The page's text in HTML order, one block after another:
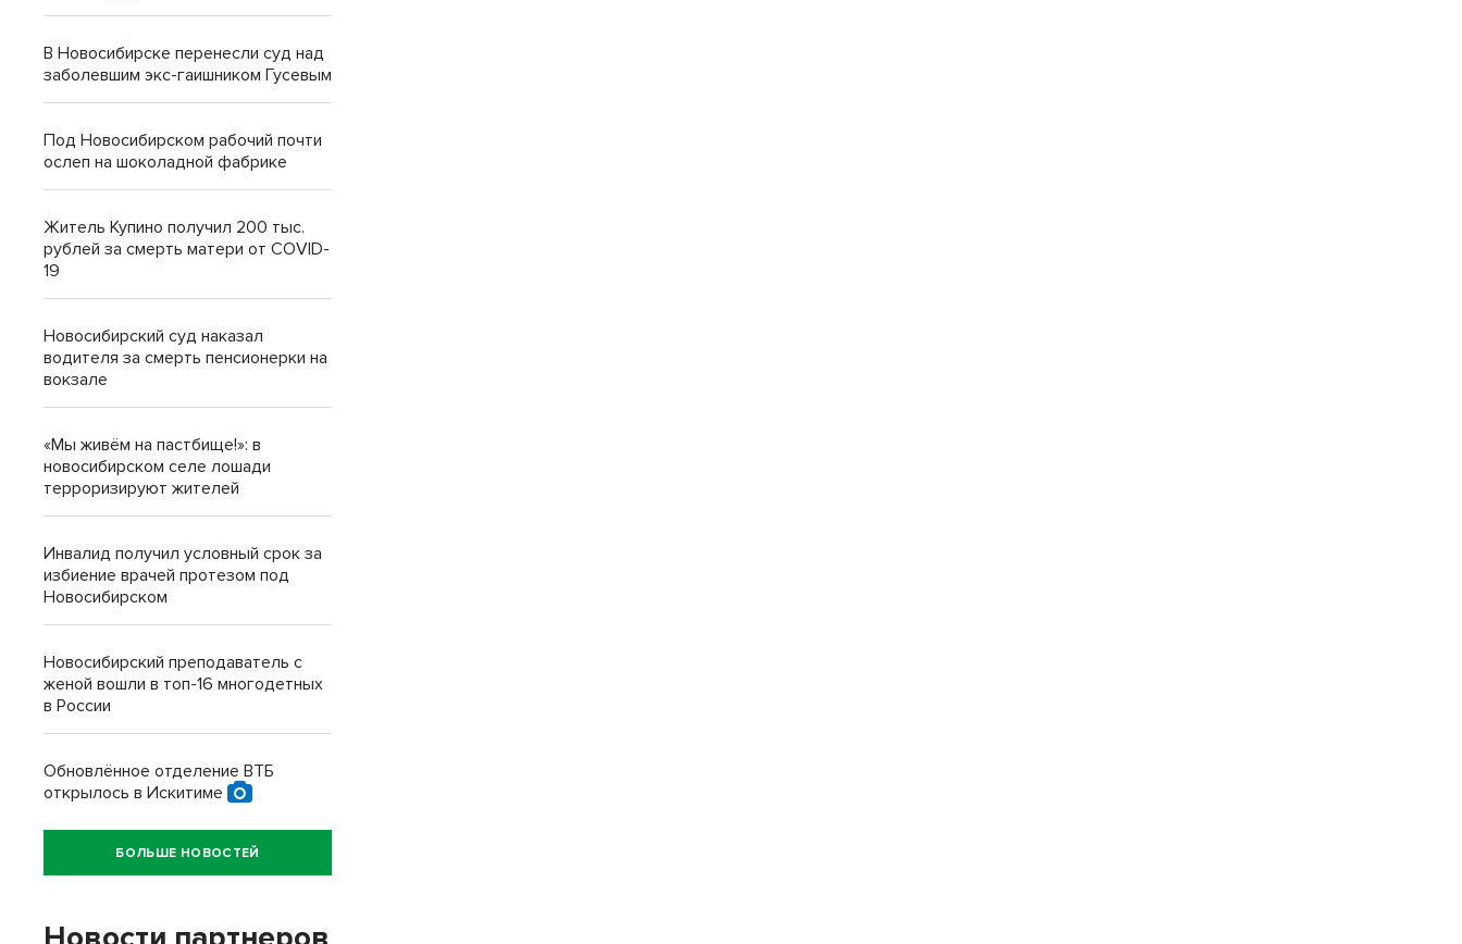
В Новосибирске перенесли суд над
заболевшим экс-гаишником Гусевым
Под Новосибирском рабочий почти
ослеп на шоколадной фабрике
Житель Купино получил 200 тыс.
рублей за смерть матери от COVID-
19
Новосибирский суд наказал
водителя за смерть пенсионерки на
вокзале
«Мы живём на пастбище!»: в
новосибирском селе лошади
терроризируют жителей
Инвалид получил условный срок за
избиение врачей протезом под
Новосибирском
Новосибирский преподаватель с
женой вошли в топ-16 многодетных
в России
Обновлённое отделение ВТБ
открылось в Искитиме
БОЛЬШЕ НОВОСТЕЙ